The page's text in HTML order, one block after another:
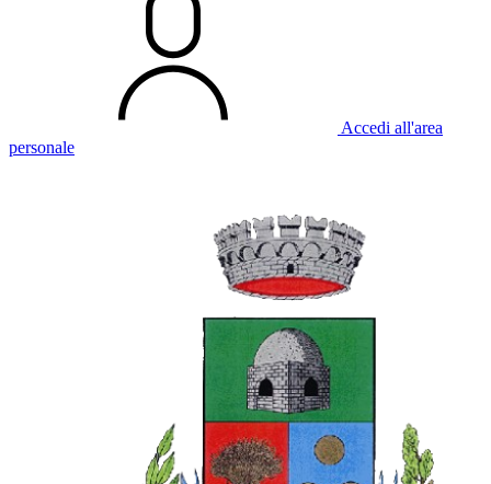
Accedi all'area
personale